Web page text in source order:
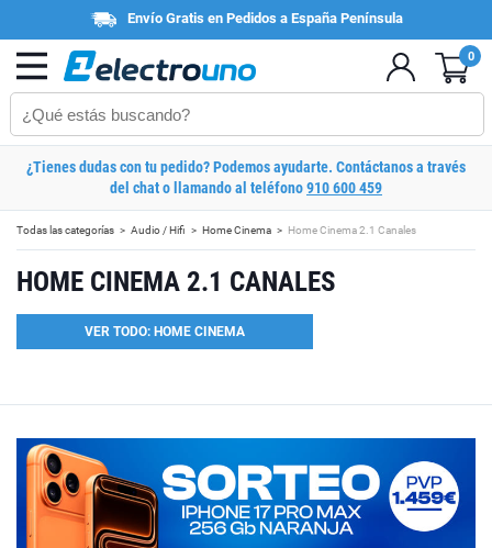
Envío Gratis en Pedidos a España Península
0
¿Tienes dudas con tu pedido? Podemos ayudarte. Contáctanos a través
del chat o llamando al teléfono910 600 459
Todas las categorías Audio / Hifi Home Cinema Home Cinema 2.1 Canales
HOME CINEMA 2.1 CANALES
VER TODO: HOME CINEMA